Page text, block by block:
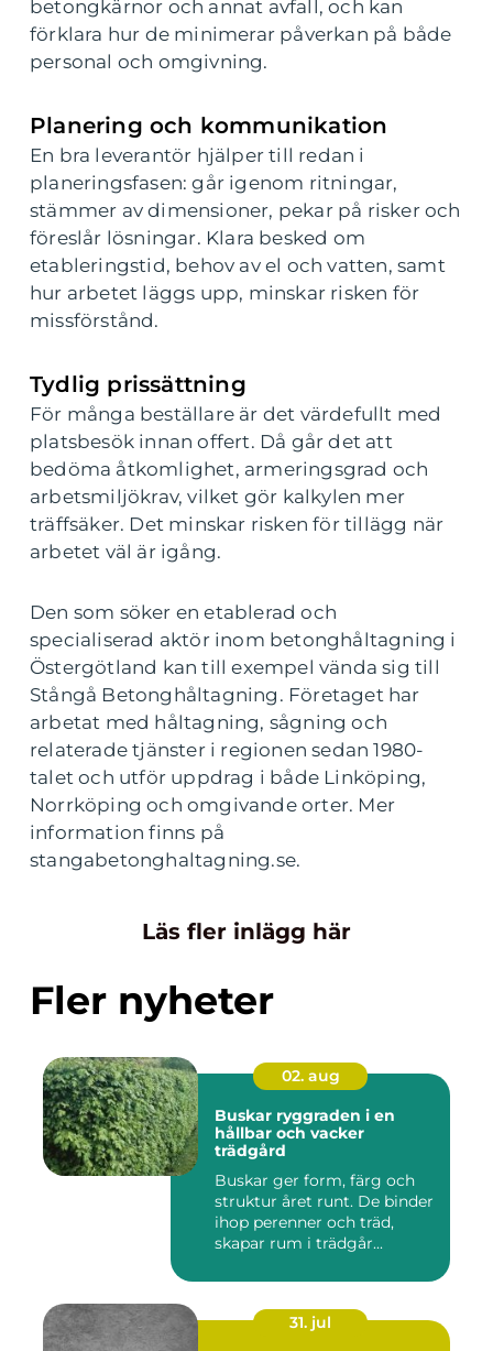
betongkärnor och annat avfall, och kan
förklara hur de minimerar påverkan på både
personal och omgivning.
Planering och kommunikation
En bra leverantör hjälper till redan i
planeringsfasen: går igenom ritningar,
stämmer av dimensioner, pekar på risker och
föreslår lösningar. Klara besked om
etableringstid, behov av el och vatten, samt
hur arbetet läggs upp, minskar risken för
missförstånd.
Tydlig prissättning
För många beställare är det värdefullt med
platsbesök innan offert. Då går det att
bedöma åtkomlighet, armeringsgrad och
arbetsmiljökrav, vilket gör kalkylen mer
träffsäker. Det minskar risken för tillägg när
arbetet väl är igång.
Den som söker en etablerad och
specialiserad aktör inom betonghåltagning i
Östergötland kan till exempel vända sig till
Stångå Betonghåltagning. Företaget har
arbetat med håltagning, sågning och
relaterade tjänster i regionen sedan 1980-
talet och utför uppdrag i både Linköping,
Norrköping och omgivande orter. Mer
information finns på
stangabetonghaltagning.se.
Läs fler inlägg här
Fler nyheter
02. aug
Buskar ryggraden i en
hållbar och vacker
trädgård
Buskar ger form, färg och
struktur året runt. De binder
ihop perenner och träd,
skapar rum i trädgår...
31. jul